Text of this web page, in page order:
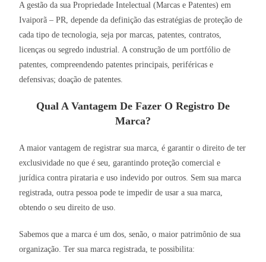
A gestão da sua Propriedade Intelectual (Marcas e Patentes) em
Ivaiporã – PR, depende da definição das estratégias de proteção de
cada tipo de tecnologia, seja por marcas, patentes, contratos,
licenças ou segredo industrial. A construção de um portfólio de
patentes, compreendendo patentes principais, periféricas e
defensivas; doação de patentes.
Qual A Vantagem De Fazer O Registro De
Marca?
A maior vantagem de registrar sua marca, é garantir o direito de ter
exclusividade no que é seu, garantindo proteção comercial e
jurídica contra pirataria e uso indevido por outros. Sem sua marca
registrada, outra pessoa pode te impedir de usar a sua marca,
obtendo o seu direito de uso.
Sabemos que a marca é um dos, senão, o maior patrimônio de sua
organização. Ter sua marca registrada, te possibilita: